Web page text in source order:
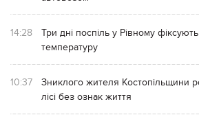
14:28
Три дні поспіль у Рівному
температуру
10:37
Зниклого жителя Костопільщини
лісі без ознак життя